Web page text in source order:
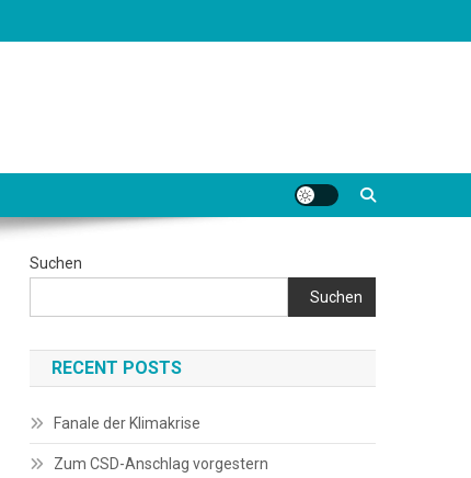
Suchen
Suchen
RECENT POSTS
Fanale der Klimakrise
Zum CSD-Anschlag vorgestern